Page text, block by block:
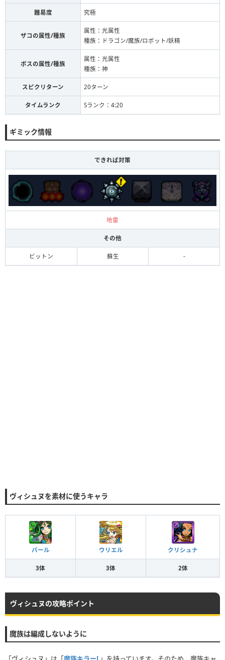
難易度 究極
ザコの属性/種族
属性：光属性
種族：ドラゴン/魔族/ロボット/妖精
ボスの属性/種族
属性：光属性
種族：神
スピクリターン 20ターン
タイムランク Sランク：4:20
ギミック情報
できれば対策
地雷
その他
ビットン 蘇生 -
ヴィシュヌを素材に使うキャラ
パール ウリエル クリシュナ
3体 3体 2体
ヴィシュヌの攻略ポイント
魔族は編成しないように